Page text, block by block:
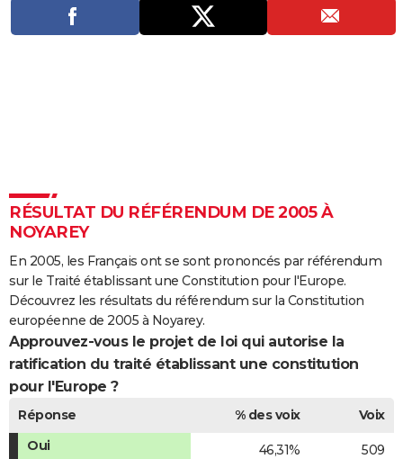
Destinations
Voyage nature
Voyage de noces
Dictionnaire
Biographies
Citations
Expressions
Proverbes
PROGRAMME TV
COPAINS D'AVANT
S'inscrire
Se connecter
Lycées
Collèges
Primaires
Universités
Entreprises
Service militaire
Avis de recherche
AVIS DE DÉCÈS
FORUM
Bricolage
Lifestyle
Culture
Sport
Auto
Television
Voyage
Cinema
RÉSULTAT DU RÉFÉRENDUM DE 2005 À
NOYAREY
En 2005, les Français ont se sont prononcés par référendum
sur le Traité établissant une Constitution pour l'Europe.
Découvrez les résultats du référendum sur la Constitution
européenne de 2005 à Noyarey.
Approuvez-vous le projet de loi qui autorise la
ratification du traité établissant une constitution
pour l'Europe ?
Réponse % des voix
Voix
Oui
46,31% 509